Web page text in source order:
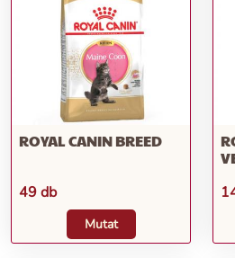
ROYAL CANIN BREED
49 db
Mutat